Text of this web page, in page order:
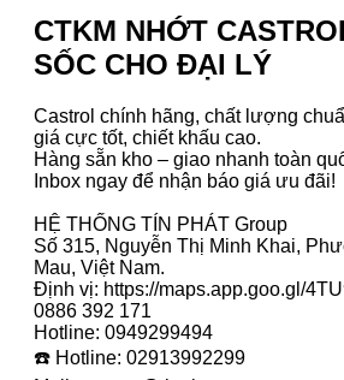
CTKM NHỚT
SỐC CHO ĐẠI LÝ
Castrol chính hãng, chất lượng
giá cực tốt, chiết khấu cao.
Hàng sẵn kho – giao nhanh toàn
Inbox ngay để nhận báo giá ưu đãi!
HỆ THỐNG TÍN PHÁT Group
Số 315, Nguyễn Thị Minh Khai,
Mau, Việt Nam.
Định vị: https://maps.app.goo.gl/
0886 392 171
Hotline: 0949299494
☎️ Hotline: 02913992299